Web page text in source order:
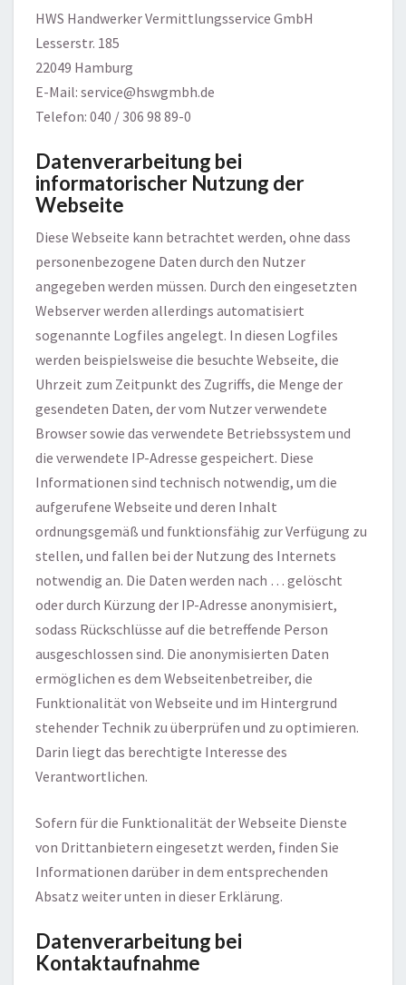
HWS Handwerker Vermittlungsservice GmbH
Lesserstr. 185
22049 Hamburg
E-Mail: service@hswgmbh.de
Telefon: 040 / 306 98 89-0
Datenverarbeitung bei
informatorischer Nutzung der
Webseite
Diese Webseite kann betrachtet werden, ohne dass
personenbezogene Daten durch den Nutzer
angegeben werden müssen. Durch den eingesetzten
Webserver werden allerdings automatisiert
sogenannte Logfiles angelegt. In diesen Logfiles
werden beispielsweise die besuchte Webseite, die
Uhrzeit zum Zeitpunkt des Zugriffs, die Menge der
gesendeten Daten, der vom Nutzer verwendete
Browser sowie das verwendete Betriebssystem und
die verwendete IP-Adresse gespeichert. Diese
Informationen sind technisch notwendig, um die
aufgerufene Webseite und deren Inhalt
ordnungsgemäß und funktionsfähig zur Verfügung zu
stellen, und fallen bei der Nutzung des Internets
notwendig an. Die Daten werden nach … gelöscht
oder durch Kürzung der IP-Adresse anonymisiert,
sodass Rückschlüsse auf die betreffende Person
ausgeschlossen sind. Die anonymisierten Daten
ermöglichen es dem Webseitenbetreiber, die
Funktionalität von Webseite und im Hintergrund
stehender Technik zu überprüfen und zu optimieren.
Darin liegt das berechtigte Interesse des
Verantwortlichen.
Sofern für die Funktionalität der Webseite Dienste
von Drittanbietern eingesetzt werden, finden Sie
Informationen darüber in dem entsprechenden
Absatz weiter unten in dieser Erklärung.
Datenverarbeitung bei
Kontaktaufnahme